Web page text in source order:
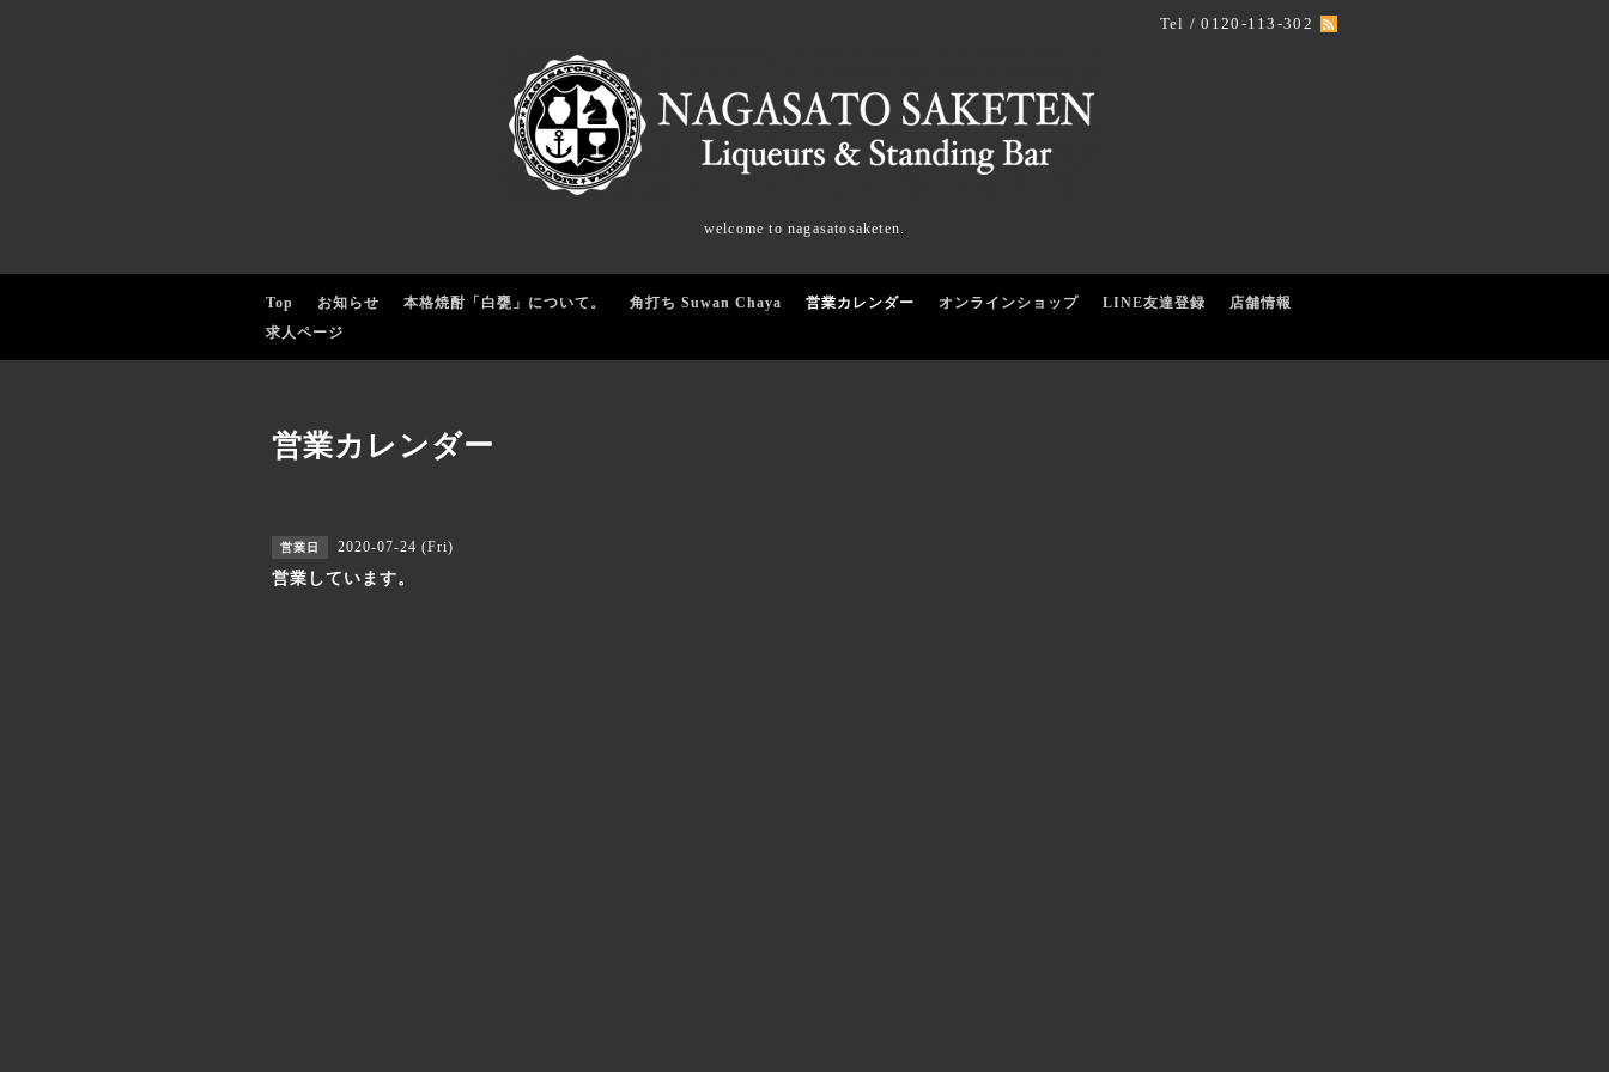
Tel / 0120-113-302
welcome to nagasatosaketen.
Top お知らせ 本格焼酎「白甕」について。 角打ち Suwan Chaya 営業カレンダー オンラインショップ LINE友達登録
店舗情報
求人ページ
営業カレンダー
営業日 2020-07-24 (Fri)
営業しています。